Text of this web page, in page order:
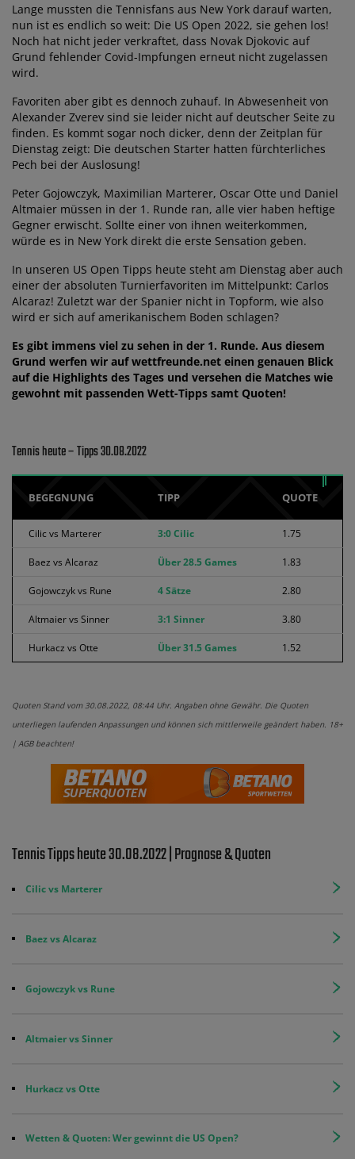
Lange mussten die Tennisfans aus New York darauf warten,
nun ist es endlich so weit: Die US Open 2022, sie gehen los!
Noch hat nicht jeder verkraftet, dass Novak Djokovic auf
Grund fehlender Covid-Impfungen erneut nicht zugelassen
wird.
Favoriten aber gibt es dennoch zuhauf. In Abwesenheit von
Alexander Zverev sind sie leider nicht auf deutscher Seite zu
finden. Es kommt sogar noch dicker, denn der Zeitplan für
Dienstag zeigt: Die deutschen Starter hatten fürchterliches
Pech bei der Auslosung!
Peter Gojowczyk, Maximilian Marterer, Oscar Otte und Daniel
Altmaier müssen in der 1. Runde ran, alle vier haben heftige
Gegner erwischt. Sollte einer von ihnen weiterkommen,
würde es in New York direkt die erste Sensation geben.
In unseren US Open Tipps heute steht am Dienstag aber auch
einer der absoluten Turnierfavoriten im Mittelpunkt: Carlos
Alcaraz! Zuletzt war der Spanier nicht in Topform, wie also
wird er sich auf amerikanischem Boden schlagen?
Es gibt immens viel zu sehen in der 1. Runde. Aus diesem
Grund werfen wir auf wettfreunde.net einen genauen Blick
auf die Highlights des Tages und versehen die Matches wie
gewohnt mit passenden Wett-Tipps samt Quoten!
Tennis heute – Tipps 30.08.2022
BEGEGNUNG TIPP QUOTE
Cilic vs Marterer 3:0 Cilic 1.75
Baez vs Alcaraz Über 28.5 Games 1.83
Gojowczyk vs Rune 4 Sätze 2.80
Altmaier vs Sinner 3:1 Sinner 3.80
Hurkacz vs Otte Über 31.5 Games 1.52
Quoten Stand vom 30.08.2022, 08:44 Uhr. Angaben ohne Gewähr. Die Quoten
unterliegen laufenden Anpassungen und können sich mittlerweile geändert haben. 18+
| AGB beachten!
Tennis Tipps heute 30.08.2022 | Prognose & Quoten
Cilic vs Marterer
Baez vs Alcaraz
Gojowczyk vs Rune
Altmaier vs Sinner
Hurkacz vs Otte
Wetten & Quoten: Wer gewinnt die US Open?